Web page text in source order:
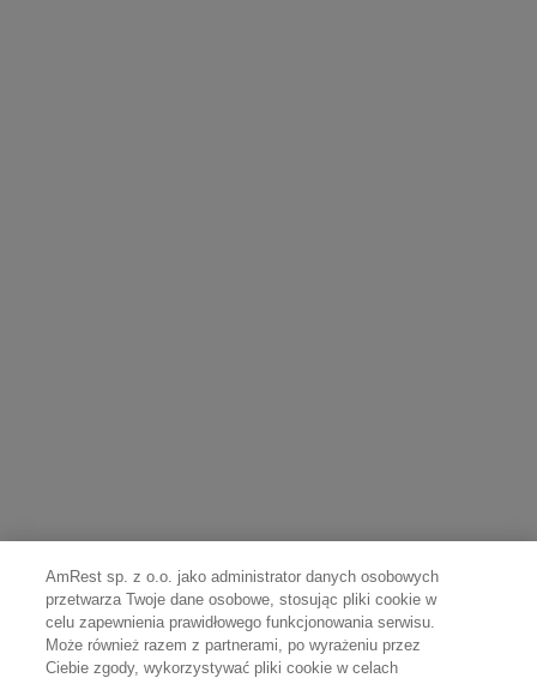
AmRest sp. z o.o. jako administrator danych osobowych
przetwarza Twoje dane osobowe, stosując pliki cookie w
celu zapewnienia prawidłowego funkcjonowania serwisu.
Może również razem z partnerami, po wyrażeniu przez
Ciebie zgody, wykorzystywać pliki cookie w celach